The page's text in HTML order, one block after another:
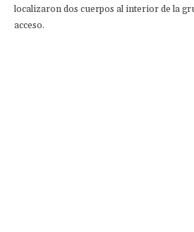
localizaron dos cuerpos al interior de la
acceso.